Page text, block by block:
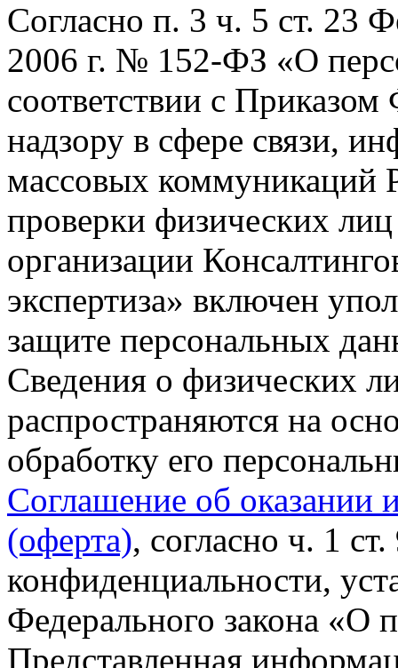
Согласно п. 3 ч. 5 ст. 23
2006 г. № 152-ФЗ «О
соответствии с
надзору в сфере связи,
массовых коммуникаций
проверки физических
организации
экспертиза» включен
защите персональных
Сведения о физических
распространяются на
обработку его
Соглашение об оказании
(оферта), согласно ч. 1
конфиденциальности,
Федерального закона «О
Представленная